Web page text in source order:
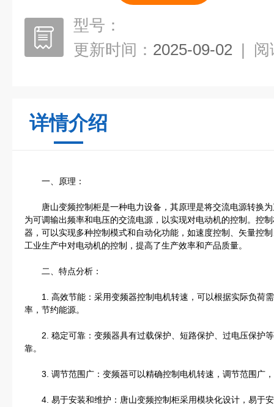
型号：
更新时间： 2025-09-02 | 阅
详情介绍
一、原理：
唐山变频控制柜是一种电力设备，其原理是将交流电源转换为
为可调输出频率和电压的交流电源，以实现对电动机的控制。控
器，可以实现多种控制模式和自动化功能，如速度控制、矢量控
工业生产中对电动机的控制，提高了生产效率和产品质量。
二、特点分析：
1. 高效节能：采用变频器控制电机转速，可以根据实际负荷
率，节约能源。
2. 稳定可靠：变频器具有过载保护、短路保护、过电压保护
靠。
3. 调节范围广：变频器可以精确控制电机转速，调节范围广
4. 易于安装和维护：唐山变频控制柜采用模块化设计，易于